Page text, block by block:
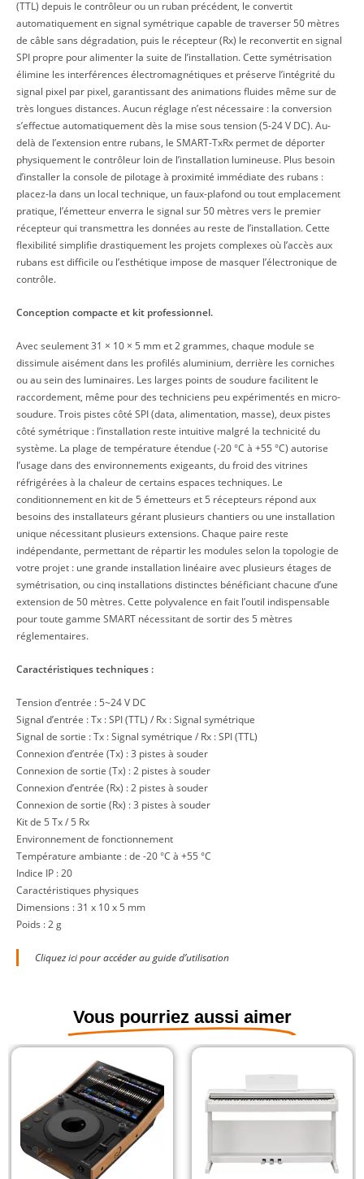
(TTL) depuis le contrôleur ou un ruban précédent, le convertit
automatiquement en signal symétrique capable de traverser 50 mètres
de câble sans dégradation, puis le récepteur (Rx) le reconvertit en signal
SPI propre pour alimenter la suite de l’installation. Cette symétrisation
élimine les interférences électromagnétiques et préserve l’intégrité du
signal pixel par pixel, garantissant des animations fluides même sur de
très longues distances. Aucun réglage n’est nécessaire : la conversion
s’effectue automatiquement dès la mise sous tension (5-24 V DC). Au-
delà de l’extension entre rubans, le SMART-TxRx permet de déporter
physiquement le contrôleur loin de l’installation lumineuse. Plus besoin
d’installer la console de pilotage à proximité immédiate des rubans :
placez-la dans un local technique, un faux-plafond ou tout emplacement
pratique, l’émetteur enverra le signal sur 50 mètres vers le premier
récepteur qui transmettra les données au reste de l’installation. Cette
flexibilité simplifie drastiquement les projets complexes où l’accès aux
rubans est difficile ou l’esthétique impose de masquer l’électronique de
contrôle.
Conception compacte et kit professionnel.
Avec seulement 31 × 10 × 5 mm et 2 grammes, chaque module se
dissimule aisément dans les profilés aluminium, derrière les corniches
ou au sein des luminaires. Les larges points de soudure facilitent le
raccordement, même pour des techniciens peu expérimentés en micro-
soudure. Trois pistes côté SPI (data, alimentation, masse), deux pistes
côté symétrique : l’installation reste intuitive malgré la technicité du
système. La plage de température étendue (-20 °C à +55 °C) autorise
l’usage dans des environnements exigeants, du froid des vitrines
réfrigérées à la chaleur de certains espaces techniques. Le
conditionnement en kit de 5 émetteurs et 5 récepteurs répond aux
besoins des installateurs gérant plusieurs chantiers ou une installation
unique nécessitant plusieurs extensions. Chaque paire reste
indépendante, permettant de répartir les modules selon la topologie de
votre projet : une grande installation linéaire avec plusieurs étages de
symétrisation, ou cinq installations distinctes bénéficiant chacune d’une
extension de 50 mètres. Cette polyvalence en fait l’outil indispensable
pour toute gamme SMART nécessitant de sortir des 5 mètres
réglementaires.
Caractéristiques techniques :
Tension d’entrée : 5~24 V DC
Signal d’entrée : Tx : SPI (TTL) / Rx : Signal symétrique
Signal de sortie : Tx : Signal symétrique / Rx : SPI (TTL)
Connexion d’entrée (Tx) : 3 pistes à souder
Connexion de sortie (Tx) : 2 pistes à souder
Connexion d’entrée (Rx) : 2 pistes à souder
Connexion de sortie (Rx) : 3 pistes à souder
Kit de 5 Tx / 5 Rx
Environnement de fonctionnement
Température ambiante : de -20 °C à +55 °C
Indice IP : 20
Caractéristiques physiques
Dimensions : 31 x 10 x 5 mm
Poids : 2 g
Cliquez ici pour accéder au guide d’utilisation
Vous pourriez aussi aimer